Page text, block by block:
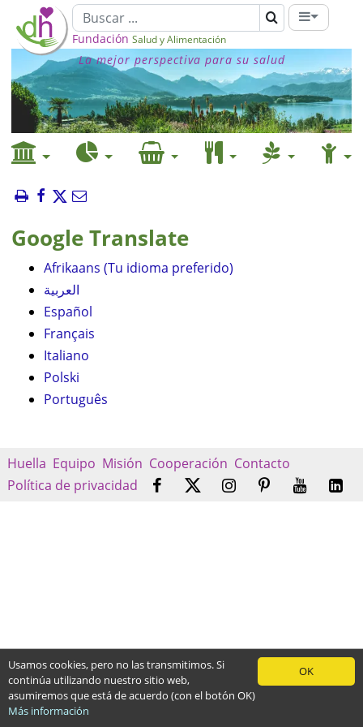
Fundación Salud y Alimentación
La mejor perspectiva para su salud
Google Translate
Afrikaans (Tu idioma preferido)
العربية
Español
Français
Italiano
Polski
Português
Huella Equipo Misión Cooperación Contacto
Política de privacidad
OK
Usamos cookies, pero no las transmitimos. Si
continúa utilizando nuestro sitio web,
asumiremos que está de acuerdo (con el botón OK)
Más información